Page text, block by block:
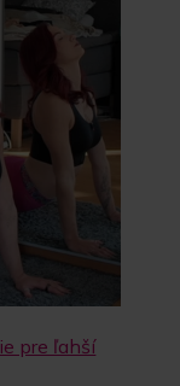
pre ľahší